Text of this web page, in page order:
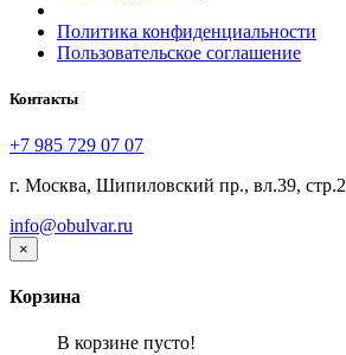
Политика конфиденциальности
Пользовательское соглашение
Контакты
+7 985 729 07 07
г. Москва, Шипиловский пр., вл.39, стр.2
info@obulvar.ru
×
Корзина
В корзине пусто!